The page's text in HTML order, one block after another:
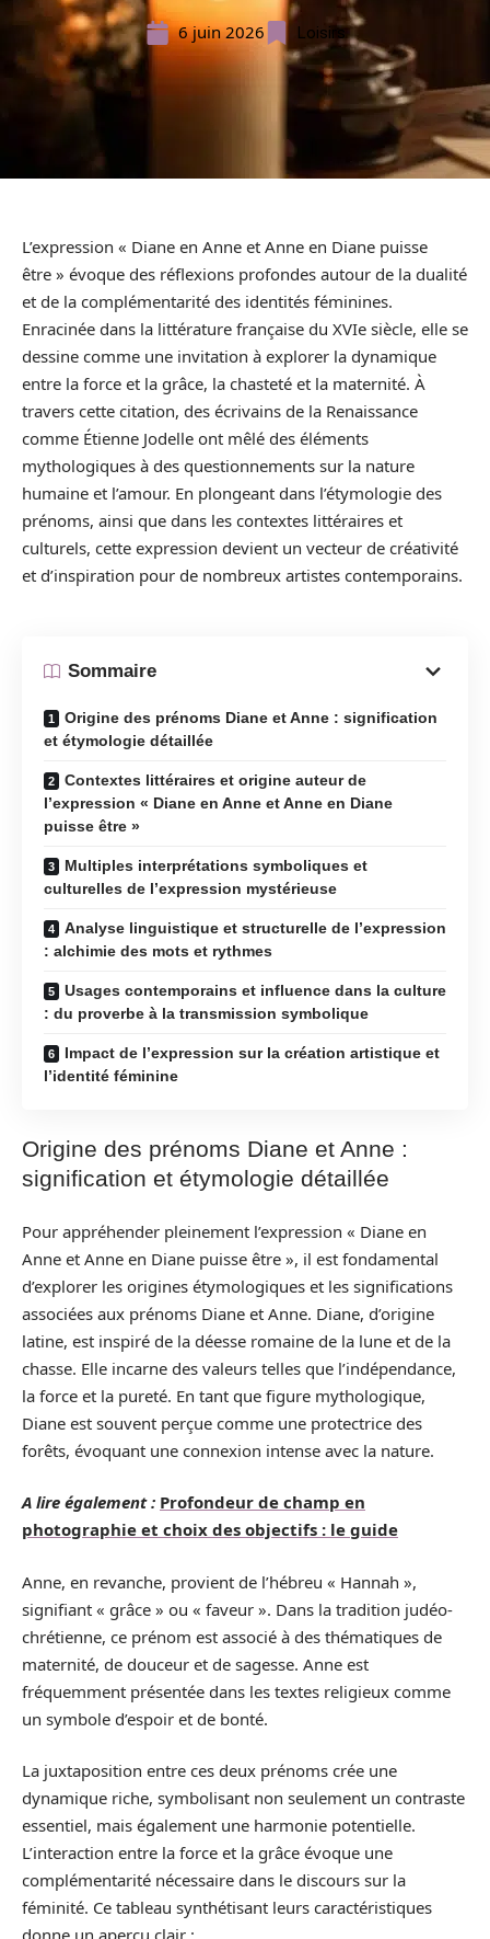
6 juin 2026 Loisirs
L’expression « Diane en Anne et Anne en Diane puisse
être » évoque des réflexions profondes autour de la dualité
et de la complémentarité des identités féminines.
Enracinée dans la littérature française du XVIe siècle, elle se
dessine comme une invitation à explorer la dynamique
entre la force et la grâce, la chasteté et la maternité. À
travers cette citation, des écrivains de la Renaissance
comme Étienne Jodelle ont mêlé des éléments
mythologiques à des questionnements sur la nature
humaine et l’amour. En plongeant dans l’étymologie des
prénoms, ainsi que dans les contextes littéraires et
culturels, cette expression devient un vecteur de créativité
et d’inspiration pour de nombreux artistes contemporains.
Sommaire
Origine des prénoms Diane et Anne : signification
et étymologie détaillée
Contextes littéraires et origine auteur de
l’expression « Diane en Anne et Anne en Diane
puisse être »
Multiples interprétations symboliques et
culturelles de l’expression mystérieuse
Analyse linguistique et structurelle de l’expression
: alchimie des mots et rythmes
Usages contemporains et influence dans la culture
: du proverbe à la transmission symbolique
Impact de l’expression sur la création artistique et
l’identité féminine
Origine des prénoms Diane et Anne :
signification et étymologie détaillée
Pour appréhender pleinement l’expression « Diane en
Anne et Anne en Diane puisse être », il est fondamental
d’explorer les origines étymologiques et les significations
associées aux prénoms Diane et Anne. Diane, d’origine
latine, est inspiré de la déesse romaine de la lune et de la
chasse. Elle incarne des valeurs telles que l’indépendance,
la force et la pureté. En tant que figure mythologique,
Diane est souvent perçue comme une protectrice des
forêts, évoquant une connexion intense avec la nature.
A lire également : Profondeur de champ en
photographie et choix des objectifs : le guide
Anne, en revanche, provient de l’hébreu « Hannah »,
signifiant « grâce » ou « faveur ». Dans la tradition judéo-
chrétienne, ce prénom est associé à des thématiques de
maternité, de douceur et de sagesse. Anne est
fréquemment présentée dans les textes religieux comme
un symbole d’espoir et de bonté.
La juxtaposition entre ces deux prénoms crée une
dynamique riche, symbolisant non seulement un contraste
essentiel, mais également une harmonie potentielle.
L’interaction entre la force et la grâce évoque une
complémentarité nécessaire dans le discours sur la
féminité. Ce tableau synthétisant leurs caractéristiques
donne un aperçu clair :